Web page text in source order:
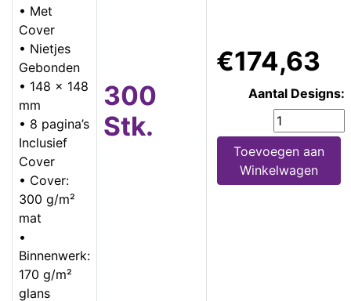
• Met
Cover
• Nietjes
Gebonden
• 148 x 148
mm
• 8 pagina’s
Inclusief
Cover
• Cover:
300 g/m²
mat
•
Binnenwerk:
170 g/m²
glans
300
Stk.
€174,63
Aantal Designs:
Toevoegen aan
Winkelwagen